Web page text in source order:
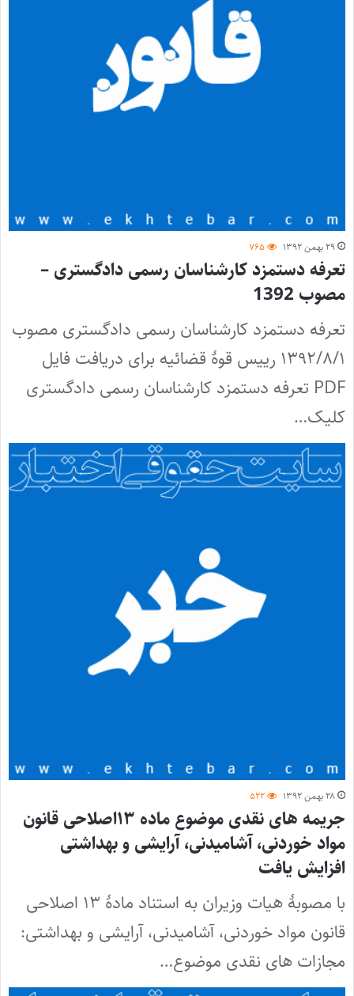
۲۹ بهمن ۱۳۹۲ ۷۶۵
تعرفه دستمزد کارشناسان رسمی دادگستری –
مصوب 1392
تعرفه دستمزد کارشناسان رسمی دادگستری مصوب
۱۳۹۲/۸/۱ رییس قوۀ قضائیه برای دریافت فایل
PDF تعرفه دستمزد کارشناسان رسمی دادگستری
کلیک…
۲۸ بهمن ۱۳۹۲ ۵۲۲
جریمه های نقدی موضوع ماده ۱۳اصلاحی قانون
مواد خوردنی، آشامیدنی، آرایشی و بهداشتی
افزایش یافت
با مصوبۀ هیات وزیران به استناد مادۀ ۱۳ اصلاحی
قانون مواد خوردنی، آشامیدنی، آرایشی و بهداشتی:
مجازات های نقدی موضوع…